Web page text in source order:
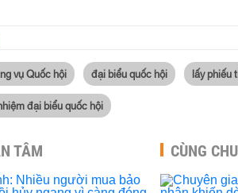
vụ Quốc hội đại biểu quốc hội lấy phiếu
đại biểu quốc hội
TÂM CÙNG